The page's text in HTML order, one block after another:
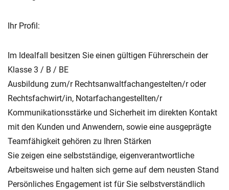
Ihr Profil:
Im Idealfall besitzen Sie einen gültigen Führerschein der
Klasse 3 / B / BE
Ausbildung zum/r Rechtsanwaltfachangestelten/r oder
Rechtsfachwirt/in, Notarfachangestellten/r
Kommunikationsstärke und Sicherheit im direkten Kontakt
mit den Kunden und Anwendern, sowie eine ausgeprägte
Teamfähigkeit gehören zu Ihren Stärken
Sie zeigen eine selbstständige, eigenverantwortliche
Arbeitsweise und halten sich gerne auf dem neusten Stand
Persönliches Engagement ist für Sie selbstverständlich